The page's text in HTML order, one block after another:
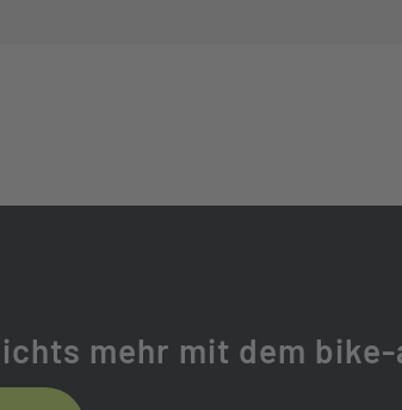
mehr mit dem